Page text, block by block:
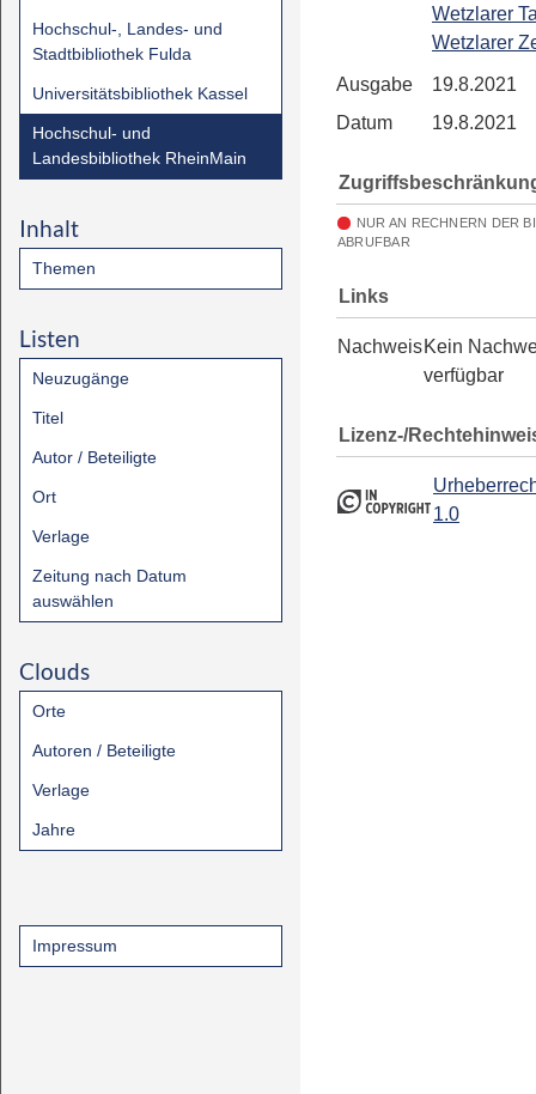
Hochschul-, Landes- und
Stadtbibliothek Fulda
Universitätsbibliothek Kassel
Hochschul- und
Landesbibliothek RheinMain
Inhalt
Themen
Listen
Neuzugänge
Titel
Autor / Beteiligte
Ort
Verlage
Zeitung nach Datum
auswählen
Clouds
Orte
Autoren / Beteiligte
Verlage
Jahre
Impressum
Wetzlarer
Wetzlarer
Ausgabe
19.8.2021
Datum
19.8.2021
NUR AN RECHNERN DER
ABRUFBAR
Links
NachweisKein
verfügbar
Lizenz-/
1.0